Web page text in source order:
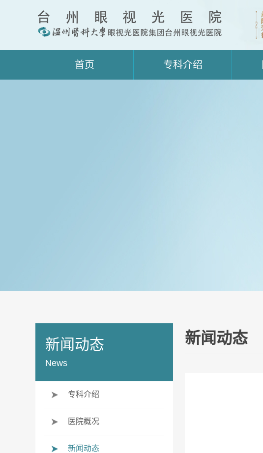
首页 专科介绍
新闻动态
News
专科介绍
医院概况
新闻动态
新闻动态